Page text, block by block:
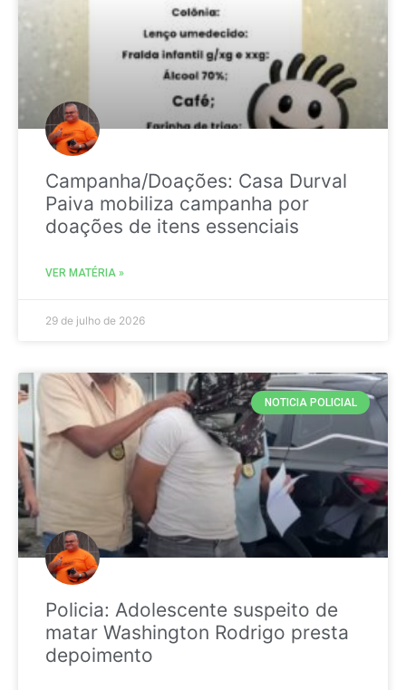
Campanha/Doações: Casa Durval
Paiva mobiliza campanha por
doações de itens essenciais
VER MATÉRIA »
29 de julho de 2026
NOTICIA POLICIAL
Policia: Adolescente suspeito de
matar Washington Rodrigo presta
depoimento